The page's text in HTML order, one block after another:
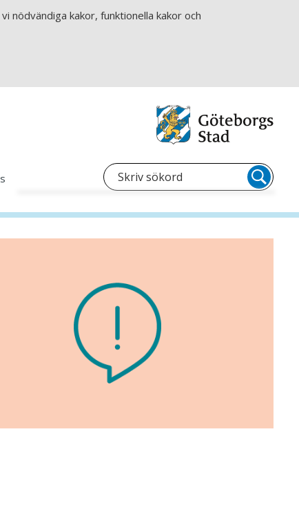
nödvändiga kakor, funktionella kakor och